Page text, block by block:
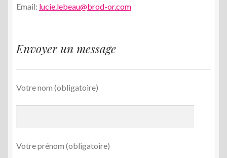
Email: lucie.lebeau@brod-or.com
Envoyer un message
Votre nom (obligatoire)
Votre prénom (obligatoire)